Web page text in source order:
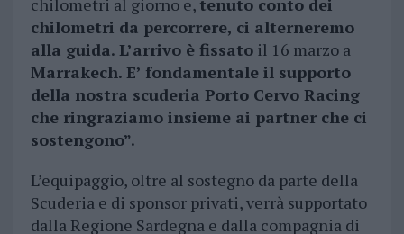
chilometri al giorno e, tenuto conto dei
chilometri da percorrere, ci alterneremo
alla guida. L’arrivo è fissatoil 16 marzo a
Marrakech. E’ fondamentale il supporto
della nostra scuderia Porto Cervo Racing
che ringraziamo insieme ai partner che ci
sostengono”.
L’equipaggio, oltre al sostegno da parte della
Scuderia e di sponsor privati, verrà supportato
dalla Regione Sardegna e dalla compagnia di